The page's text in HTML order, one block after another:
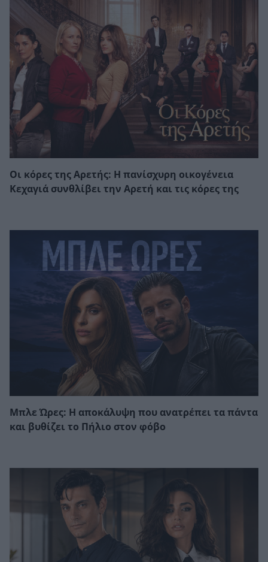
Οι κόρες της Αρετής: Η πανίσχυρη οικογένεια
Κεχαγιά συνθλίβει την Αρετή και τις κόρες της
Μπλε Ώρες: Η αποκάλυψη που ανατρέπει τα πάντα
και βυθίζει το Πήλιο στον φόβο